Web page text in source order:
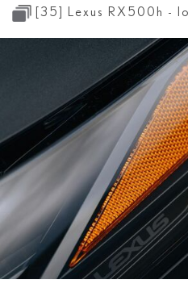
[35] Lexus RX500 h -